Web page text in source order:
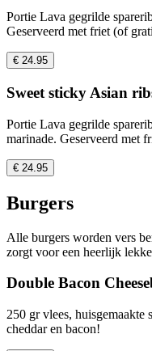
Portie Lava gegrilde
Geserveerd met friet (of
€ 24.95
Sweet sticky Asian
Portie Lava gegrilde
marinade. Geserveerd met
€ 24.95
Burgers
Alle burgers worden vers
zorgt voor een heerlijk
Double Bacon
250 gr vlees, huisgemaakte
cheddar en bacon!